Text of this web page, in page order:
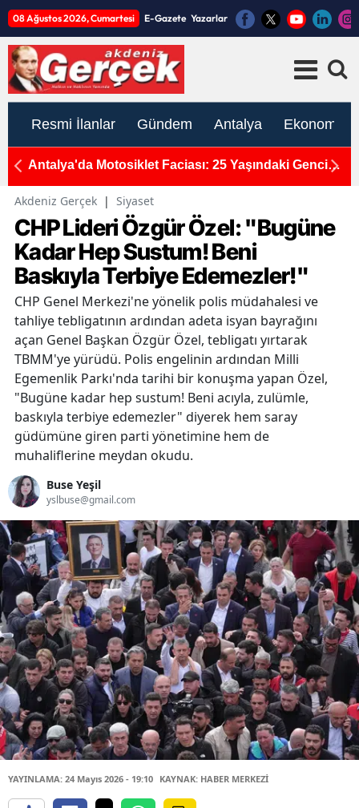
08 Ağustos 2026, Cumartesi E-Gazete Yazarlar
Resmi İlanlar Gündem Antalya Ekonomi
Antalya'da Motosiklet Faciası: 25 Yaşındaki Gencin
Akdeniz Gerçek | Siyaset
CHP Lideri Özgür Özel: "Bugüne
Kadar Hep Sustum! Beni
Baskıyla Terbiye Edemezler!"
CHP Genel Merkezi'ne yönelik polis müdahalesi ve
tahliye tebligatının ardından adeta isyan bayrağını
açan Genel Başkan Özgür Özel, tebligatı yırtarak
TBMM'ye yürüdü. Polis engelinin ardından Milli
Egemenlik Parkı'nda tarihi bir konuşma yapan Özel,
"Bugüne kadar hep sustum! Beni acıyla, zulümle,
baskıyla terbiye edemezler" diyerek hem saray
güdümüne giren parti yönetimine hem de
muhaliflerine meydan okudu.
Buse Yeşil
yslbuse@gmail.com
YAYINLAMA: 24 Mayıs 2026 - 19:10 KAYNAK: HABER MERKEZİ